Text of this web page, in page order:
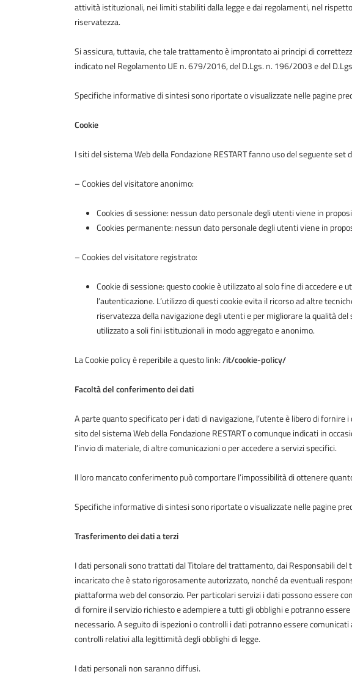
attività istituzionali, nei limiti stabiliti dalla legge e dai regolamenti, nel
riservatezza.
Si assicura, tuttavia, che tale trattamento è improntato ai principi di
indicato nel Regolamento UE n. 679/2016, del D.Lgs. n. 196/2003 e del
Specifiche informative di sintesi sono riportate o visualizzate nelle pagine
Cookie
I siti del sistema Web della Fondazione RESTART fanno uso del seguente set
– Cookies del visitatore anonimo:
Cookies di sessione: nessun dato personale degli utenti viene in
Cookies permanente: nessun dato personale degli utenti viene in
– Cookies del visitatore registrato:
Cookie di sessione: questo cookie è utilizzato al solo fine di accedere
l’autenticazione. L’utilizzo di questi cookie evita il ricorso ad altre
riservatezza della navigazione degli utenti e per migliorare la qualità
utilizzato a soli fini istituzionali in modo aggregato e anonimo.
La Cookie policy è reperibile a questo link:/it/cookie-policy/
Facoltà del conferimento dei dati
A parte quanto specificato per i dati di navigazione, l’utente è libero di
sito del sistema Web della Fondazione RESTART o comunque indicati in
l’invio di materiale, di altre comunicazioni o per accedere a servizi specifici.
Il loro mancato conferimento può comportare l’impossibilità di ottenere
Specifiche informative di sintesi sono riportate o visualizzate nelle pagine
Trasferimento dei dati a terzi
I dati personali sono trattati dal Titolare del trattamento, dai Responsabili
incaricato che è stato rigorosamente autorizzato, nonché da eventuali
piattaforma web del consorzio. Per particolari servizi i dati possono essere
di fornire il servizio richiesto e adempiere a tutti gli obblighi e potranno
necessario. A seguito di ispezioni o controlli i dati potranno essere
controlli relativi alla legittimità degli obblighi di legge.
I dati personali non saranno diffusi.